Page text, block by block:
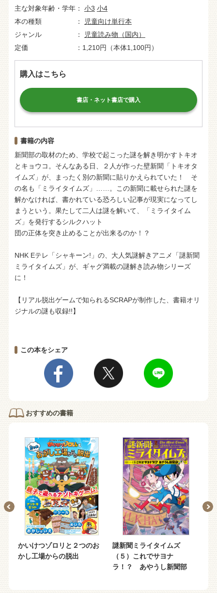
主な対象年齢・学年
小3 小4
本の種類
児童向け単行本
ジャンル
児童読み物（国内）
定価
1,210円（本体1,100円）
購入はこちら
書店・ネット書店で購入
書籍の内容
新聞部の取材のため、学校で起こった謎を解き明かすトキオ
とキョウコ。そんなある日、２人が作った壁新聞「トキオタ
イムズ」が、まったく別の新聞に貼りかえられていた！ そ
の名も「ミライタイムズ」……。この新聞に載せられた謎を
解かなければ、書かれている恐ろしい記事が現実になってし
まうという。果たして二人は謎を解いて、「ミライタイム
ズ」を発行するシルクハット
団の正体を突き止めることが出来るのか！？
NHK Eテレ「シャキーン!」の、大人気謎解きアニメ「謎新聞
ミライタイムズ」が、ギャグ満載の謎解き読み物シリーズ
に！
【リアル脱出ゲームで知られるSCRAPが制作した、書籍オリ
ジナルの謎も収録!!】
この本をシェア
おすすめの書籍
かいけつゾロリと２つのお
かし工場からの脱出
謎新聞ミライタイムズ
（５）これでサヨナ
ラ！？ あやうし新聞部